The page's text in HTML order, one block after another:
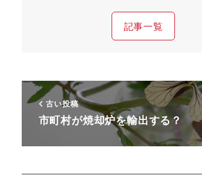
記事一覧
古い投稿
市町村が焼却炉を輸出する？